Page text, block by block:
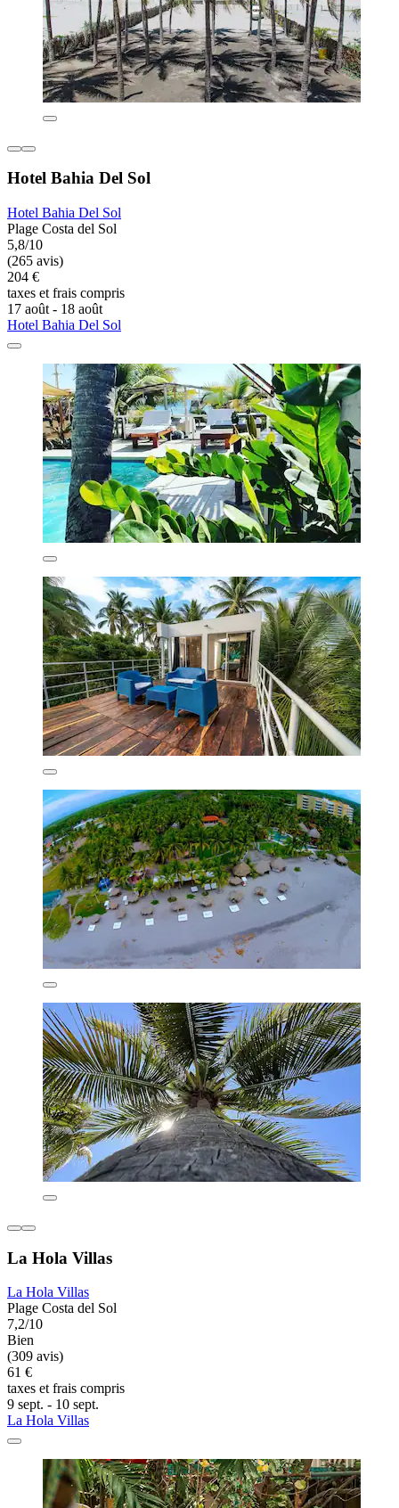
Hotel Bahia Del Sol
Hotel Bahia Del Sol
Plage Costa del Sol
5,8/10
(265 avis)
204 €
taxes et frais compris
17 août - 18 août
Hotel Bahia Del Sol
La Hola Villas
La Hola Villas
Plage Costa del Sol
7,2/10
Bien
(309 avis)
61 €
taxes et frais compris
9 sept. - 10 sept.
La Hola Villas